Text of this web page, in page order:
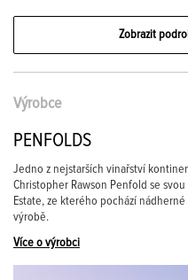
Zobrazit
Výrobce
PENFOLDS
Jedno z nejstarších vinařství
Christopher Rawson Penfold se svou
Estate, ze kterého pochází
výrobě.
Více o výrobci